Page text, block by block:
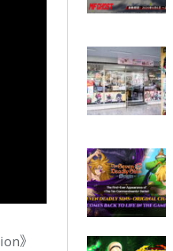
》